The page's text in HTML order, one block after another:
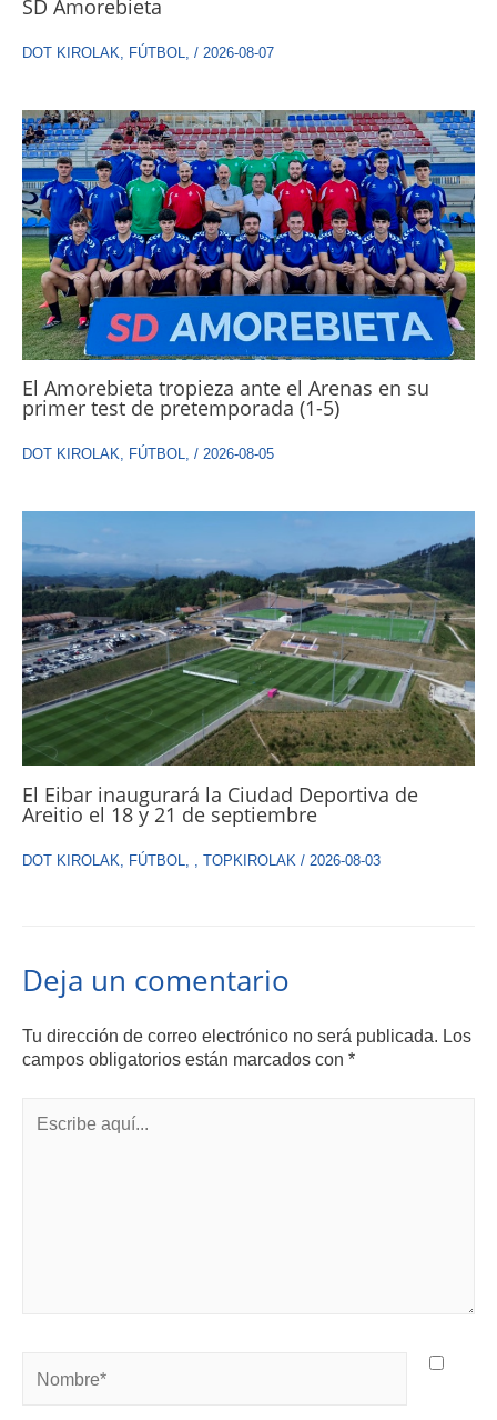
SD Amorebieta
DOT KIROLAK, FÚTBOL, / 2026-08-07
El Amorebieta tropieza ante el Arenas en su
primer test de pretemporada (1-5)
DOT KIROLAK, FÚTBOL, / 2026-08-05
El Eibar inaugurará la Ciudad Deportiva de
Areitio el 18 y 21 de septiembre
DOT KIROLAK FÚTBOL TOPKIROLAK / 2026-08-03
Deja un comentario
Tu dirección de correo electrónico no será publicada. Los
campos obligatorios están marcados con *